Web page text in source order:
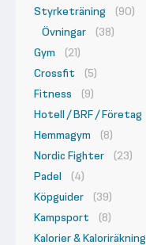
Styrketräning
(90)
Övningar
(38)
Gym
(21)
Crossfit
(5)
Fitness
(9)
Hotell / BRF / Företag
Hemmagym
(8)
Nordic Fighter
(23)
Padel
(4)
Köpguider
(39)
Kampsport
(8)
Kalorier & Kaloriräkning